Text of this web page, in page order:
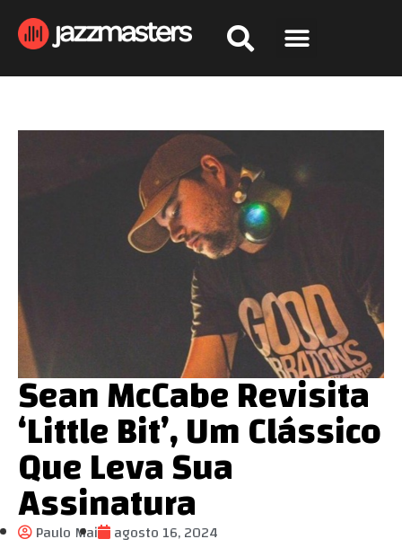
Sean McCabe Revisita
‘Little Bit’, Um Clássico
Que Leva Sua
Assinatura
Paulo Mai
agosto 16, 2024